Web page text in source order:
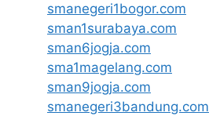
smanegeri1bogor.com
sman1surabaya.com
sman6jogja.com
sma1magelang.com
sman9jogja.com
smanegeri3bandung.com